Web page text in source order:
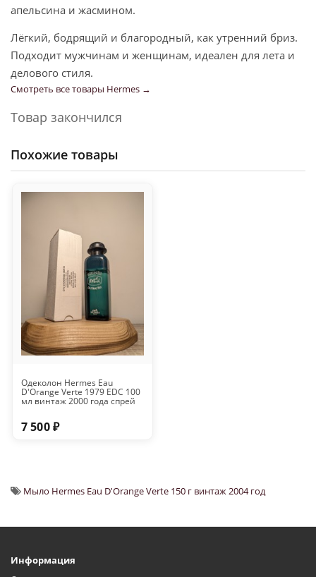
апельсина и жасмином.
Лёгкий, бодрящий и благородный, как утренний бриз.
Подходит мужчинам и женщинам, идеален для лета и
делового стиля.
Смотреть все товары Hermes →
Товар закончился
Похожие товары
Одеколон Hermes Eau
D'Orange Verte 1979 EDC 100
мл винтаж 2000 года спрей
7 500 ₽
Мыло Hermes Eau D'Orange Verte 150 г винтаж 2004 год
Информация